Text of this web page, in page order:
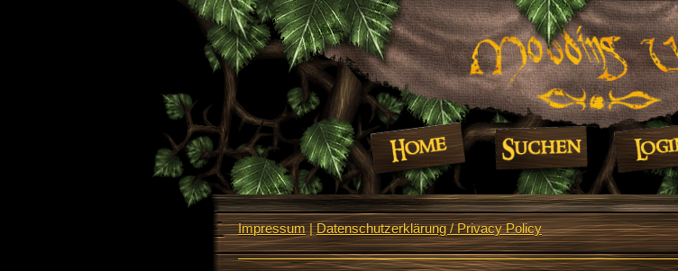
Impressum|Datenschutzerklärung / Privacy Policy